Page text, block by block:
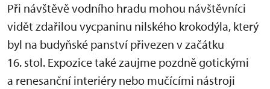
Při návštěvě vodního hradu mohou návštěvníci
vidět zdařilou vycpaninu nilského krokodýla, který
byl na budyňské panství přivezen v začátku
16. stol. Expozice také zaujme pozdně gotickými
a renesanční interiéry nebo mučícími nástroji